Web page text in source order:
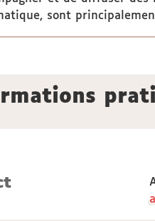
sont